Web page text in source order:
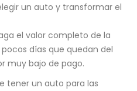
un auto y transformar el
el valor completo de la
días que quedan del
muy bajo de pago.
tener un auto para las